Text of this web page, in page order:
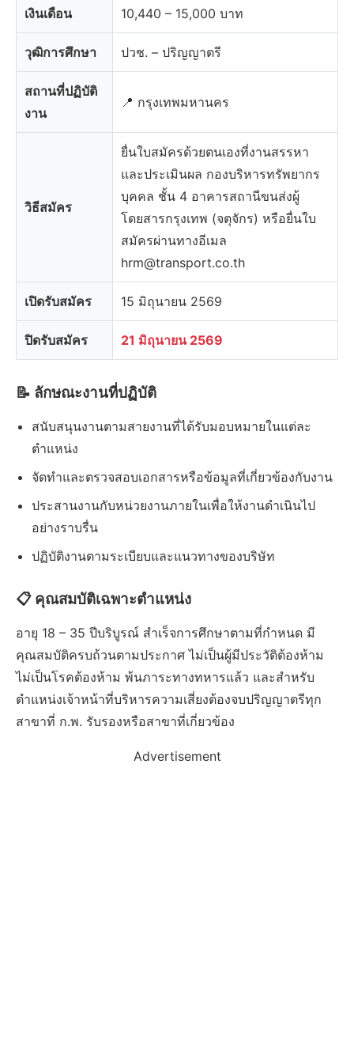
เงินเดือน 10,440 – 15,000 บาท
วุฒิการศึกษา ปวช. – ปริญญาตรี
สถานที่ปฏิบัติ
งาน
📍 กรุงเทพมหานคร
วิธีสมัคร
ยื่นใบสมัครด้วยตนเองที่งานสรรหา
และประเมินผล กองบริหารทรัพยากร
บุคคล ชั้น 4 อาคารสถานีขนส่งผู้
โดยสารกรุงเทพ (จตุจักร) หรือยื่นใบ
สมัครผ่านทางอีเมล
hrm@transport.co.th
เปิดรับสมัคร 15 มิถุนายน 2569
ปิดรับสมัคร 21 มิถุนายน 2569
📝 ลักษณะงานที่ปฏิบัติ
สนับสนุนงานตามสายงานที่ได้รับมอบหมายในแต่ละ
ตำแหน่ง
จัดทำและตรวจสอบเอกสารหรือข้อมูลที่เกี่ยวข้องกับงาน
ประสานงานกับหน่วยงานภายในเพื่อให้งานดำเนินไป
อย่างราบรื่น
ปฏิบัติงานตามระเบียบและแนวทางของบริษัท
📋 คุณสมบัติเฉพาะตำแหน่ง
อายุ 18 – 35 ปีบริบูรณ์ สำเร็จการศึกษาตามที่กำหนด มี
คุณสมบัติครบถ้วนตามประกาศ ไม่เป็นผู้มีประวัติต้องห้าม
ไม่เป็นโรคต้องห้าม พ้นภาระทางทหารแล้ว และสำหรับ
ตำแหน่งเจ้าหน้าที่บริหารความเสี่ยงต้องจบปริญญาตรีทุก
สาขาที่ ก.พ. รับรองหรือสาขาที่เกี่ยวข้อง
Advertisement